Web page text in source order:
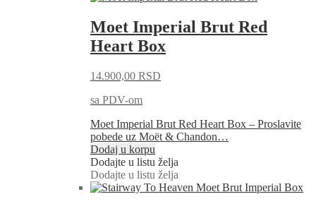
Moet Imperial Brut Red
Heart Box
14.900,00 RSD
sa PDV-om
Moet Imperial Brut Red Heart Box – Proslavite
pobede uz Moët & Chandon…
Dodaj u korpu
Dodajte u listu želja
Dodajte u listu želja